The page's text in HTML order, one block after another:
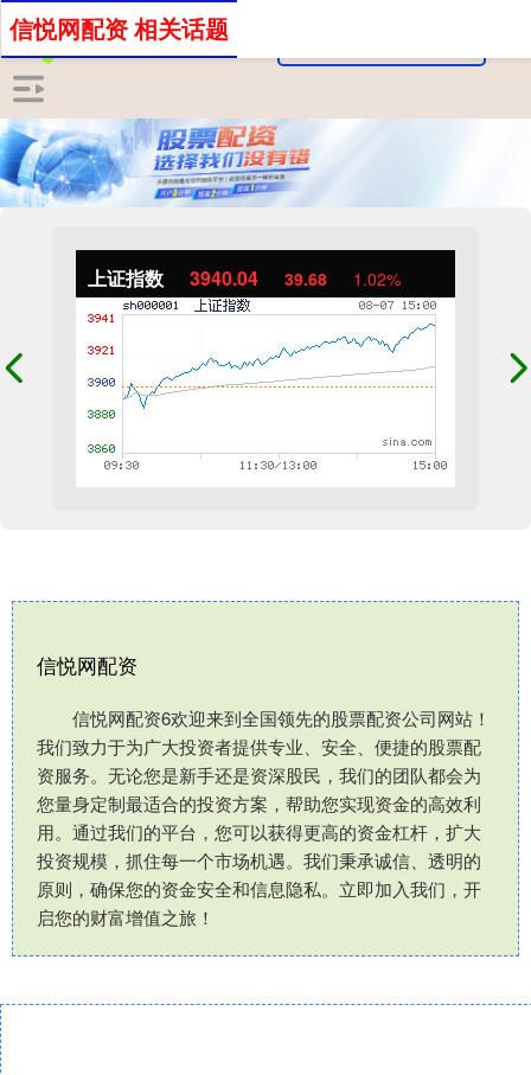
上证指数 3940.04 39.68 1.02%
信悦网配资
信悦网配资6欢迎来到全国领先的股票配资公司网站！
我们致力于为广大投资者提供专业、安全、便捷的股票配
资服务。无论您是新手还是资深股民，我们的团队都会为
您量身定制最适合的投资方案，帮助您实现资金的高效利
用。通过我们的平台，您可以获得更高的资金杠杆，扩大
投资规模，抓住每一个市场机遇。我们秉承诚信、透明的
原则，确保您的资金安全和信息隐私。立即加入我们，开
启您的财富增值之旅！
信悦网配资 相关话题